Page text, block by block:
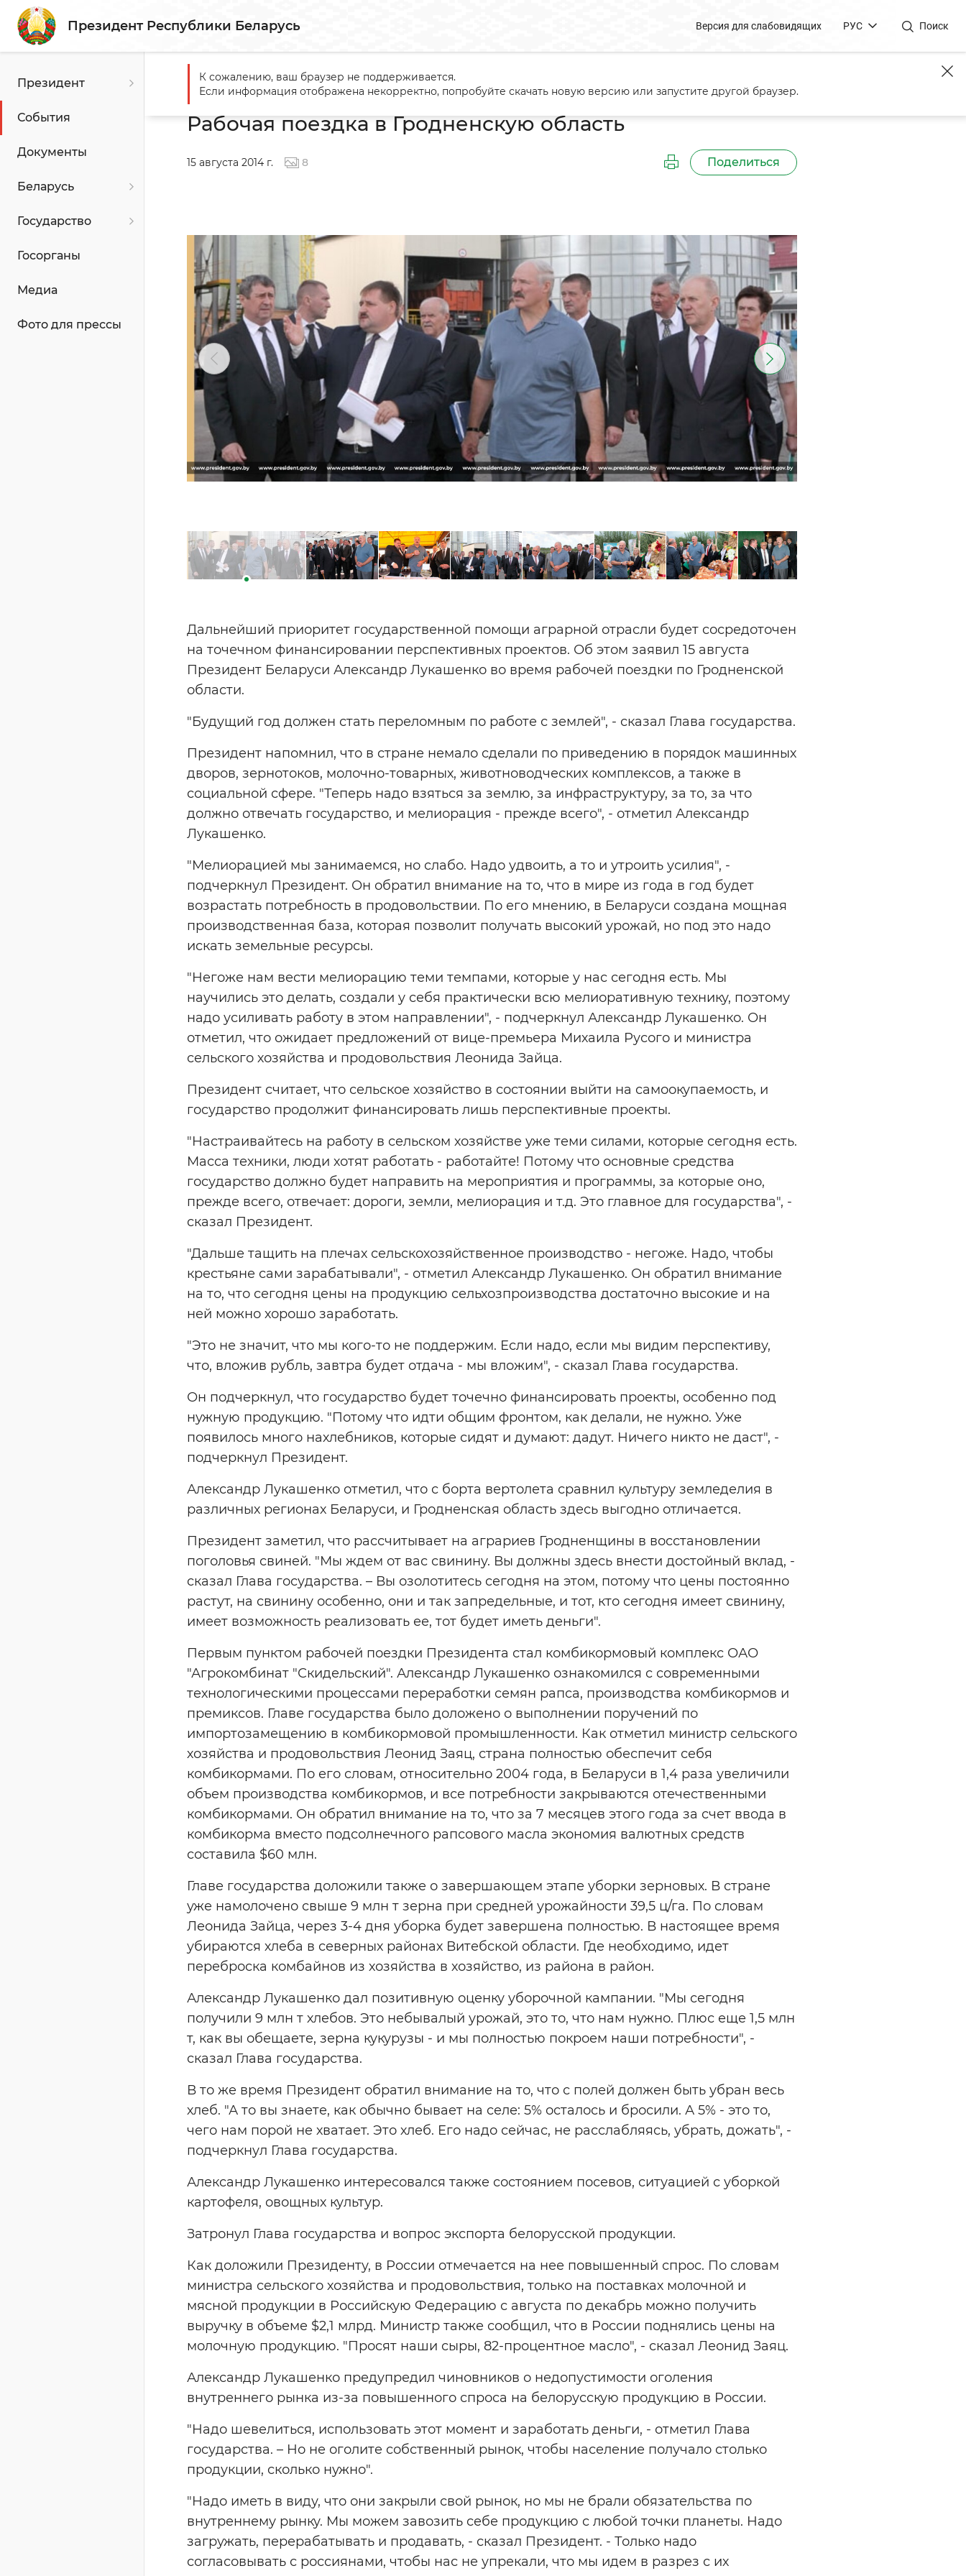
Президент Республики Беларусь Версия для слабовидящих РУС Поиск
Президент
События
Документы
Беларусь
Государство
Госорганы
Медиа
Фото для прессы
Главная События Рабочая поездка в Гродненскую область
Рабочая поездка в Гродненскую область
15 августа 2014 г. 8 Поделиться
Дальнейший приоритет государственной помощи аграрной отрасли будет сосредоточен
на точечном финансировании перспективных проектов. Об этом заявил 15 августа
Президент Беларуси Александр Лукашенко во время рабочей поездки по Гродненской
области.
"Будущий год должен стать переломным по работе с землей", - сказал Глава государства.
Президент напомнил, что в стране немало сделали по приведению в порядок машинных
дворов, зернотоков, молочно-товарных, животноводческих комплексов, а также в
социальной сфере. "Теперь надо взяться за землю, за инфраструктуру, за то, за что
должно отвечать государство, и мелиорация - прежде всего", - отметил Александр
Лукашенко.
"Мелиорацией мы занимаемся, но слабо. Надо удвоить, а то и утроить усилия", -
подчеркнул Президент. Он обратил внимание на то, что в мире из года в год будет
возрастать потребность в продовольствии. По его мнению, в Беларуси создана мощная
производственная база, которая позволит получать высокий урожай, но под это надо
искать земельные ресурсы.
"Негоже нам вести мелиорацию теми темпами, которые у нас сегодня есть. Мы
научились это делать, создали у себя практически всю мелиоративную технику, поэтому
надо усиливать работу в этом направлении", - подчеркнул Александр Лукашенко. Он
отметил, что ожидает предложений от вице-премьера Михаила Русого и министра
сельского хозяйства и продовольствия Леонида Зайца.
Президент считает, что сельское хозяйство в состоянии выйти на самоокупаемость, и
государство продолжит финансировать лишь перспективные проекты.
"Настраивайтесь на работу в сельском хозяйстве уже теми силами, которые сегодня есть.
Масса техники, люди хотят работать - работайте! Потому что основные средства
государство должно будет направить на мероприятия и программы, за которые оно,
прежде всего, отвечает: дороги, земли, мелиорация и т.д. Это главное для государства", -
сказал Президент.
"Дальше тащить на плечах сельскохозяйственное производство - негоже. Надо, чтобы
крестьяне сами зарабатывали", - отметил Александр Лукашенко. Он обратил внимание
на то, что сегодня цены на продукцию сельхозпроизводства достаточно высокие и на
ней можно хорошо заработать.
"Это не значит, что мы кого-то не поддержим. Если надо, если мы видим перспективу,
что, вложив рубль, завтра будет отдача - мы вложим", - сказал Глава государства.
Он подчеркнул, что государство будет точечно финансировать проекты, особенно под
нужную продукцию. "Потому что идти общим фронтом, как делали, не нужно. Уже
появилось много нахлебников, которые сидят и думают: дадут. Ничего никто не даст", -
подчеркнул Президент.
Александр Лукашенко отметил, что с борта вертолета сравнил культуру земледелия в
различных регионах Беларуси, и Гродненская область здесь выгодно отличается.
Президент заметил, что рассчитывает на аграриев Гродненщины в восстановлении
поголовья свиней. "Мы ждем от вас свинину. Вы должны здесь внести достойный вклад, -
сказал Глава государства. – Вы озолотитесь сегодня на этом, потому что цены постоянно
растут, на свинину особенно, они и так запредельные, и тот, кто сегодня имеет свинину,
имеет возможность реализовать ее, тот будет иметь деньги".
Первым пунктом рабочей поездки Президента стал комбикормовый комплекс ОАО
"Агрокомбинат "Скидельский". Александр Лукашенко ознакомился с современными
технологическими процессами переработки семян рапса, производства комбикормов и
премиксов. Главе государства было доложено о выполнении поручений по
импортозамещению в комбикормовой промышленности. Как отметил министр сельского
хозяйства и продовольствия Леонид Заяц, страна полностью обеспечит себя
комбикормами. По его словам, относительно 2004 года, в Беларуси в 1,4 раза увеличили
объем производства комбикормов, и все потребности закрываются отечественными
комбикормами. Он обратил внимание на то, что за 7 месяцев этого года за счет ввода в
комбикорма вместо подсолнечного рапсового масла экономия валютных средств
составила $60 млн.
Главе государства доложили также о завершающем этапе уборки зерновых. В стране
уже намолочено свыше 9 млн т зерна при средней урожайности 39,5 ц/га. По словам
Леонида Зайца, через 3-4 дня уборка будет завершена полностью. В настоящее время
убираются хлеба в северных районах Витебской области. Где необходимо, идет
переброска комбайнов из хозяйства в хозяйство, из района в район.
Александр Лукашенко дал позитивную оценку уборочной кампании. "Мы сегодня
получили 9 млн т хлебов. Это небывалый урожай, это то, что нам нужно. Плюс еще 1,5 млн
т, как вы обещаете, зерна кукурузы - и мы полностью покроем наши потребности", -
сказал Глава государства.
В то же время Президент обратил внимание на то, что с полей должен быть убран весь
хлеб. "А то вы знаете, как обычно бывает на селе: 5% осталось и бросили. А 5% - это то,
чего нам порой не хватает. Это хлеб. Его надо сейчас, не расслабляясь, убрать, дожать", -
подчеркнул Глава государства.
Александр Лукашенко интересовался также состоянием посевов, ситуацией с уборкой
картофеля, овощных культур.
Затронул Глава государства и вопрос экспорта белорусской продукции.
Как доложили Президенту, в России отмечается на нее повышенный спрос. По словам
министра сельского хозяйства и продовольствия, только на поставках молочной и
мясной продукции в Российскую Федерацию с августа по декабрь можно получить
выручку в объеме $2,1 млрд. Министр также сообщил, что в России поднялись цены на
молочную продукцию. "Просят наши сыры, 82-процентное масло", - сказал Леонид Заяц.
Александр Лукашенко предупредил чиновников о недопустимости оголения
внутреннего рынка из-за повышенного спроса на белорусскую продукцию в России.
"Надо шевелиться, использовать этот момент и заработать деньги, - отметил Глава
государства. – Но не оголите собственный рынок, чтобы население получало столько
продукции, сколько нужно".
"Надо иметь в виду, что они закрыли свой рынок, но мы не брали обязательства по
внутреннему рынку. Мы можем завозить себе продукцию с любой точки планеты. Надо
загружать, перерабатывать и продавать, - сказал Президент. - Только надо
согласовывать с россиянами, чтобы нас не упрекали, что мы идем в разрез с их
К сожалению, ваш браузер не поддерживается.
Если информация отображена некорректно, попробуйте скачать новую версию или запустите другой браузер.